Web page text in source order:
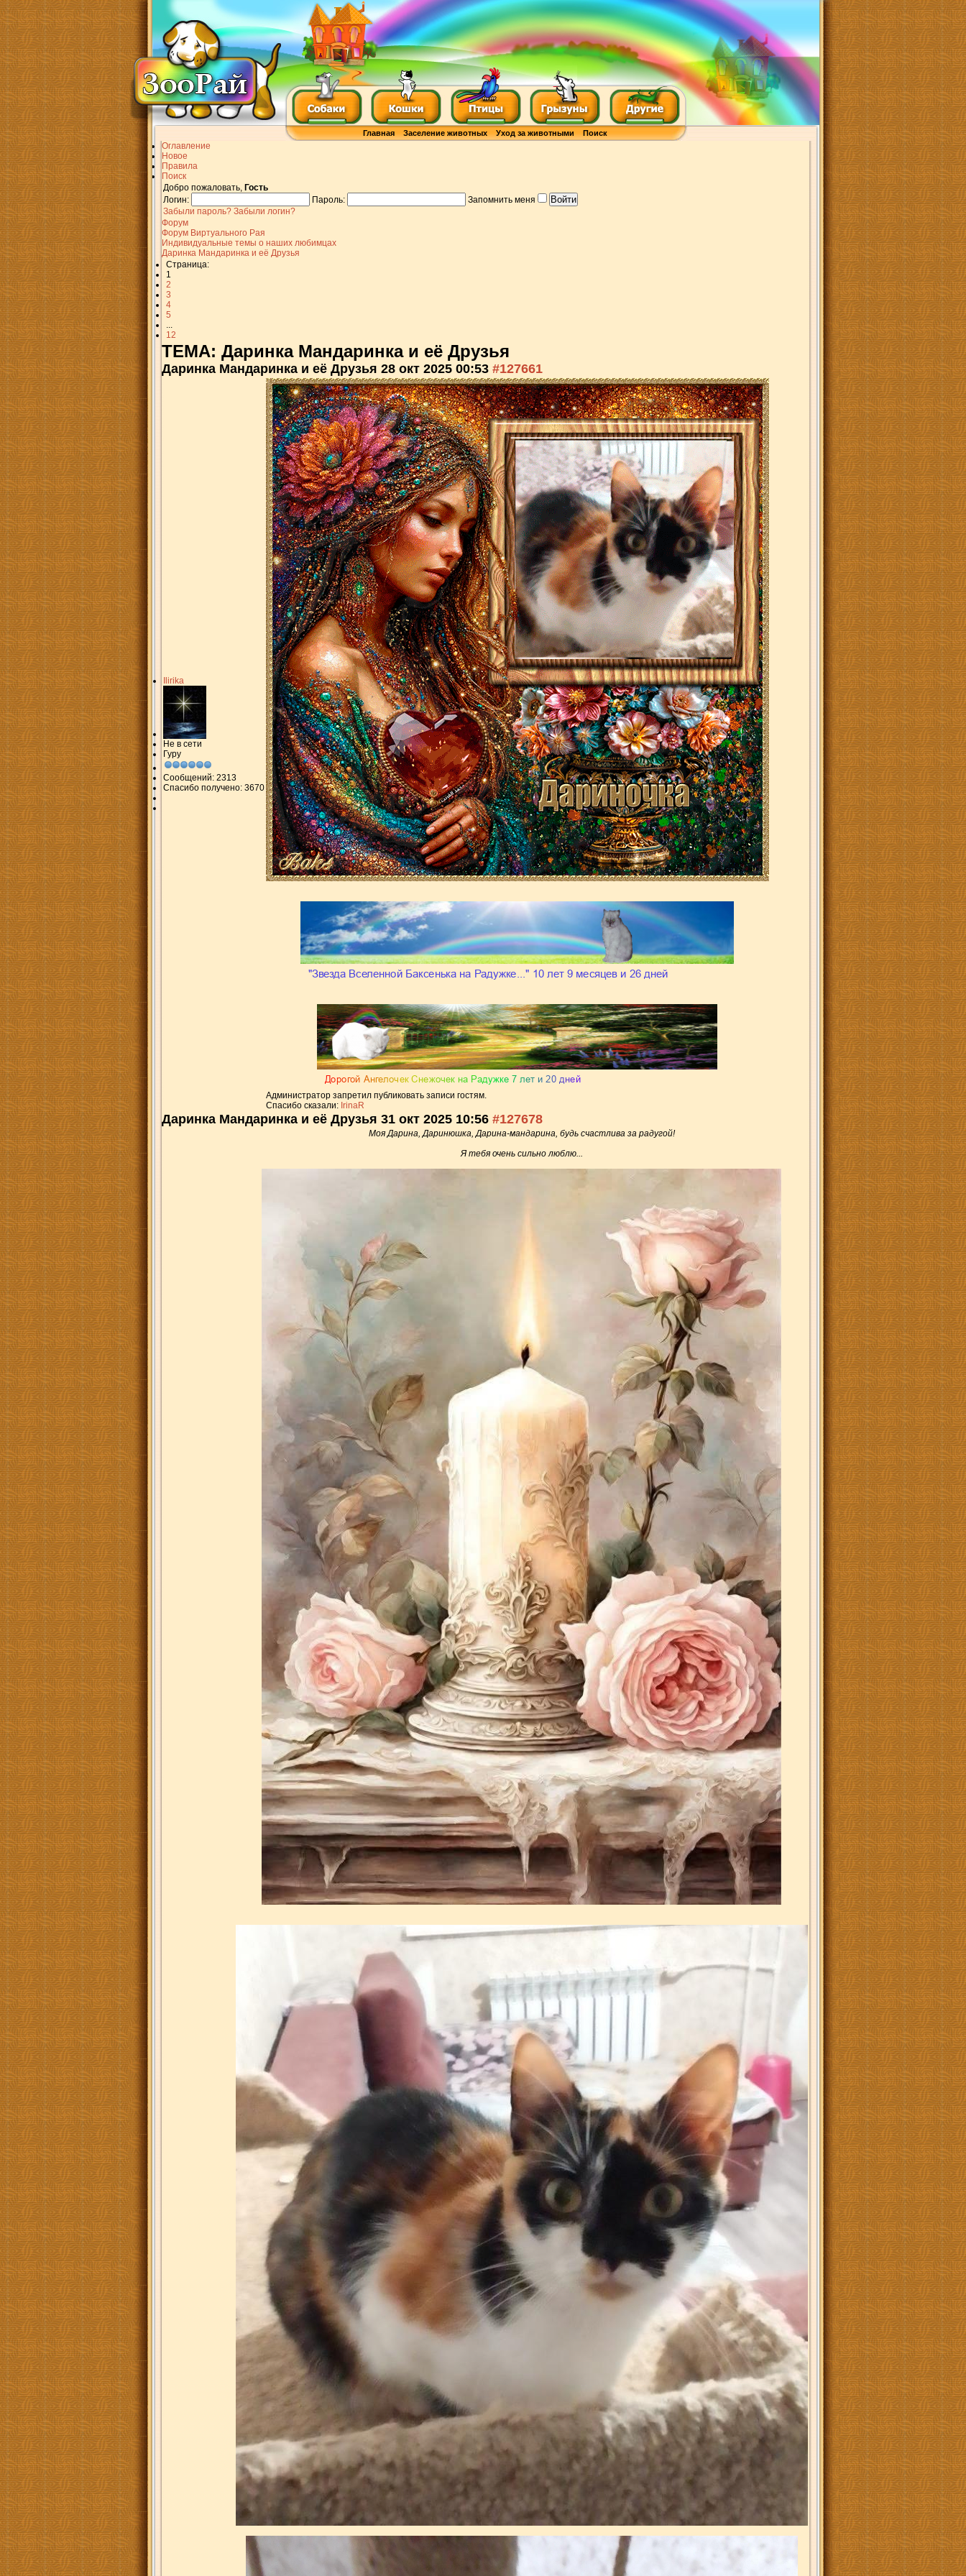
Главная Заселение животных Уход за животными Поиск
Оглавление
Новое
Правила
Поиск
Добро пожаловать, Гость
Логин:
Пароль:
Запомнить меня
Забыли пароль? Забыли логин?
Форум
Форум Виртуального Рая
Индивидуальные темы о наших любимцах
Даринка Мандаринка и её Друзья
Страница:
1
2
3
4
5
...
12
ТЕМА: Даринка Мандаринка и её Друзья
Даринка Мандаринка и её Друзья 28 окт 2025 00:53 #127661
Ilirika
Не в сети
Гуру
Сообщений: 2313
Спасибо получено: 3670
Администратор запретил публиковать записи гостям.
Спасибо сказали: IrinaR
Даринка Мандаринка и её Друзья 31 окт 2025 10:56 #127678
Моя Дарина, Даринюшка, Дарина-мандарина, будь счастлива за радугой!
Я тебя очень сильно люблю...